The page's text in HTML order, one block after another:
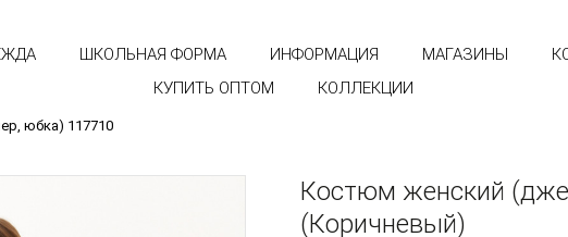
ШКОЛЬНАЯ ФОРМА ИНФОРМАЦИЯ МАГАЗИНЫ
КУПИТЬ ОПТОМ
КОЛЛЕКЦИИ
юбка) 117710
Костюм женский
(Коричневый)